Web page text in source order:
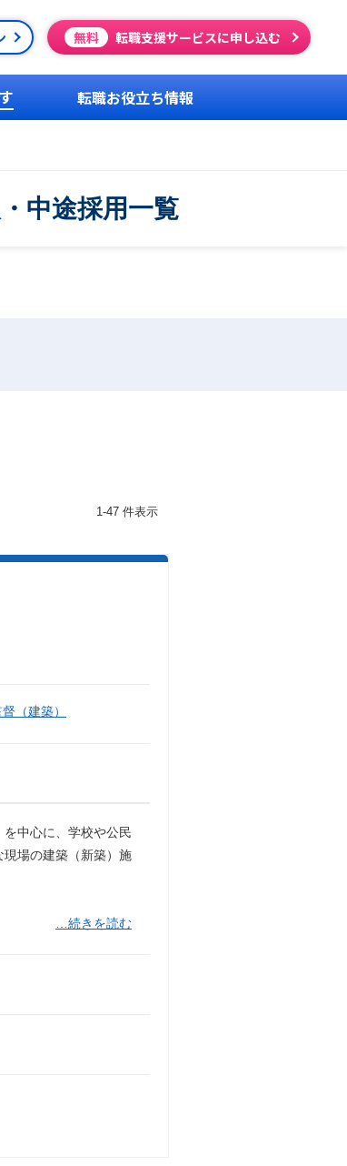
無料 転職支援サービスに申し込む
転職お役立ち情報
中途採用一覧
1-47 件表示
（建築）
中心に、学校や公民
場の建築（新築）施
…続きを読む